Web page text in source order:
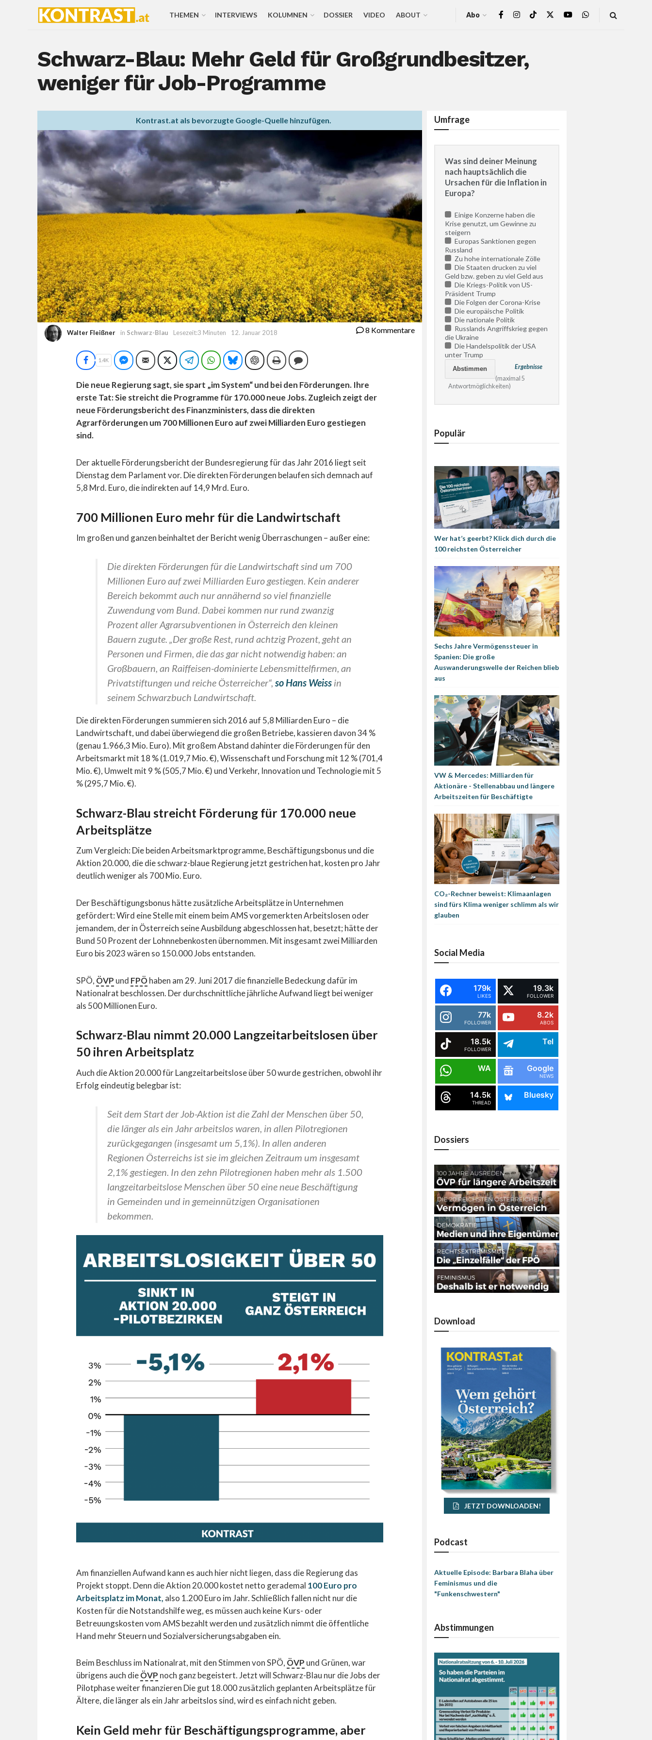
THEMEN INTERVIEWS KOLUMNEN DOSSIER VIDEO ABOUT Abo
Schwarz-Blau: Mehr Geld für Großgrundbesitzer,
weniger für Job-Programme
Kontrast.at als bevorzugte Google-Quelle hinzufügen.
Walter Fleißner in Schwarz-Blau Lesezeit:3 Minuten 12. Januar 2018 8 Kommentare
Facebook
1.4K Facebook Messenger
E-Mail TwitterTelegramWhatsAppBlueskyChatGPTDruckenKommentieren
Die neue Regierung sagt, sie spart „im System“ und bei den Förderungen. Ihre
erste Tat: Sie streicht die Programme für 170.000 neue Jobs. Zugleich zeigt der
neue Förderungsbericht des Finanzministers, dass die direkten
Agrarförderungen um 700 Millionen Euro auf zwei Milliarden Euro gestiegen
sind.
Der aktuelle Förderungsbericht der Bundesregierung für das Jahr 2016 liegt seit
Dienstag dem Parlament vor. Die direkten Förderungen belaufen sich demnach auf
5,8 Mrd. Euro, die indirekten auf 14,9 Mrd. Euro.
700 Millionen Euro mehr für die Landwirtschaft
Im großen und ganzen beinhaltet der Bericht wenig Überraschungen – außer eine:
Die direkten Förderungen für die Landwirtschaft sind um 700
Millionen Euro auf zwei Milliarden Euro gestiegen. Kein anderer
Bereich bekommt auch nur annähernd so viel finanzielle
Zuwendung vom Bund. Dabei kommen nur rund zwanzig
Prozent aller Agrarsubventionen in Österreich den kleinen
Bauern zugute. „Der große Rest, rund achtzig Prozent, geht an
Personen und Firmen, die das gar nicht notwendig haben: an
Großbauern, an Raiffeisen-dominierte Lebensmittelfirmen, an
Privatstiftungen und reiche Österreicher“, so Hans Weiss in
seinem Schwarzbuch Landwirtschaft.
Die direkten Förderungen summieren sich 2016 auf 5,8 Milliarden Euro – die
Landwirtschaft, und dabei überwiegend die großen Betriebe, kassieren davon 34 %
(genau 1.966,3 Mio. Euro). Mit großem Abstand dahinter die Förderungen für den
Arbeitsmarkt mit 18 % (1.019,7 Mio. €), Wissenschaft und Forschung mit 12 % (701,4
Mio. €), Umwelt mit 9 % (505,7 Mio. €) und Verkehr, Innovation und Technologie mit 5
% (295,7 Mio. €).
Schwarz-Blau streicht Förderung für 170.000 neue
Arbeitsplätze
Zum Vergleich: Die beiden Arbeitsmarktprogramme, Beschäftigungsbonus und die
Aktion 20.000, die die schwarz-blaue Regierung jetzt gestrichen hat, kosten pro Jahr
deutlich weniger als 700 Mio. Euro.
Der Beschäftigungsbonus hätte zusätzliche Arbeitsplätze in Unternehmen
gefördert: Wird eine Stelle mit einem beim AMS vorgemerkten Arbeitslosen oder
jemandem, der in Österreich seine Ausbildung abgeschlossen hat, besetzt; hätte der
Bund 50 Prozent der Lohnnebenkosten übernommen. Mit insgesamt zwei Milliarden
Euro bis 2023 wären so 150.000 Jobs entstanden.
SPÖ, ÖVP und FPÖhaben am 29. Juni 2017 die finanzielle Bedeckung dafür im
Nationalrat beschlossen. Der durchschnittliche jährliche Aufwand liegt bei weniger
als 500 Millionen Euro.
Schwarz-Blau nimmt 20.000 Langzeitarbeitslosen über
50 ihren Arbeitsplatz
Auch die Aktion 20.000 für Langzeitarbeitslose über 50 wurde gestrichen, obwohl ihr
Erfolg eindeutig belegbar ist:
Seit dem Start der Job-Aktion ist die Zahl der Menschen über 50,
die länger als ein Jahr arbeitslos waren, in allen Pilotregionen
zurückgegangen (insgesamt um 5,1%). In allen anderen
Regionen Österreichs ist sie im gleichen Zeitraum um insgesamt
2,1% gestiegen. In den zehn Pilotregionen haben mehr als 1.500
langzeitarbeitslose Menschen über 50 eine neue Beschäftigung
in Gemeinden und in gemeinnützigen Organisationen
bekommen.
Am finanziellen Aufwand kann es auch hier nicht liegen, dass die Regierung das
Projekt stoppt. Denn die Aktion 20.000 kostet netto gerademal 100 Euro pro
Arbeitsplatz im Monat, also 1.200 Euro im Jahr. Schließlich fallen nicht nur die
Kosten für die Notstandshilfe weg, es müssen auch keine Kurs- oder
Betreuungskosten vom AMS bezahlt werden und zusätzlich nimmt die öffentliche
Hand mehr Steuern und Sozialversicherungsabgaben ein.
Beim Beschluss im Nationalrat, mit den Stimmen von SPÖ, ÖVP und Grünen, war
übrigens auch dieÖVP noch ganz begeistert. Jetzt will Schwarz-Blau nur die Jobs der
Pilotphase weiter finanzieren Die gut 18.000 zusätzlich geplanten Arbeitsplätze für
Ältere, die länger als ein Jahr arbeitslos sind, wird es einfach nicht geben.
Kein Geld mehr für Beschäftigungsprogramme, aber
Umfrage
Was sind deiner Meinung
nach hauptsächlich die
Ursachen für die Inflation in
Europa?
Einige Konzerne haben die
Krise genutzt, um Gewinne zu
steigern
Europas Sanktionen gegen
Russland
Zu hohe internationale Zölle
Die Staaten drucken zu viel
Geld bzw. geben zu viel Geld aus
Die Kriegs-Politik von US-
Präsident Trump
Die Folgen der Corona-Krise
Die europäische Politik
Die nationale Politik
Russlands Angriffskrieg gegen
die Ukraine
Die Handelspolitik der USA
unter Trump
Ergebnisse
(maximal 5
Antwortmöglichkeiten)
Populär
Wer hat’s geerbt? Klick dich durch die
100 reichsten Österreicher
Sechs Jahre Vermögenssteuer in
Spanien: Die große
Auswanderungswelle der Reichen blieb
aus
VW & Mercedes: Milliarden für
Aktionäre - Stellenabbau und längere
Arbeitszeiten für Beschäftigte
CO₂-Rechner beweist: Klimaanlagen
sind fürs Klima weniger schlimm als wir
glauben
Social Media
179k
LIKES
19.3k
FOLLOWER
77k
FOLLOWER
8.2k
ABOS
18.5k
FOLLOWER
Tel
WA Google
NEWS
14.5k
THREAD
Bluesky
Dossiers
Download
JETZT DOWNLOADEN!
Podcast
Aktuelle Episode: Barbara Blaha über
Feminismus und die
"Funkenschwestern"
Abstimmungen